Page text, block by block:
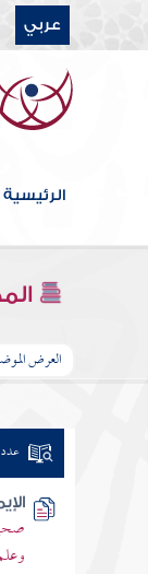
عربي
الرئيسية
العرض
عدد